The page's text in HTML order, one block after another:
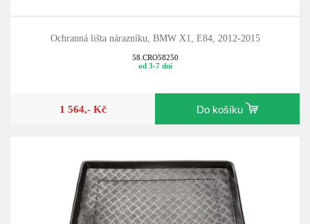
Ochranná lišta nárazníku, BMW X1, E84, 2012-2015
58.CRO58250
od 3-7 dní
1 564,- Kč Do košíku